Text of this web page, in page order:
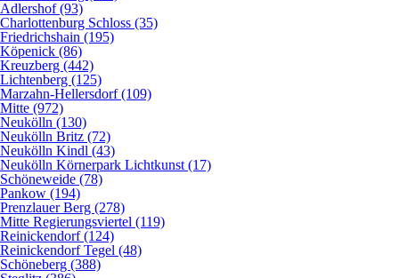
Adlershof (93)
Charlottenburg Schloss (35)
Friedrichshain (195)
Köpenick (86)
Kreuzberg (442)
Lichtenberg (125)
Marzahn-Hellersdorf (109)
Mitte (972)
Neukölln (130)
Neukölln Britz (72)
Neukölln Kindl (43)
Neukölln Körnerpark Lichtkunst (17)
Schöneweide (78)
Pankow (194)
Prenzlauer Berg (278)
Mitte Regierungsviertel (119)
Reinickendorf (124)
Reinickendorf Tegel (48)
Schöneberg (388)